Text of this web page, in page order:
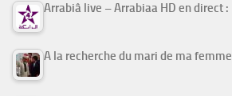
Arrabiâ live – Arrabiaa HD en direct